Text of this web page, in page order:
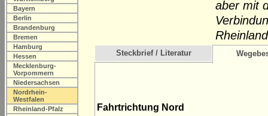
Bayern
Berlin
Brandenburg
Bremen
Hamburg
Hessen
Mecklenburg-
Vorpommern
Niedersachsen
Nordrhein-
Westfalen
Rheinland-Pfalz
aber mit
Steckbrief / Literatur
Fahrtrichtung Nord